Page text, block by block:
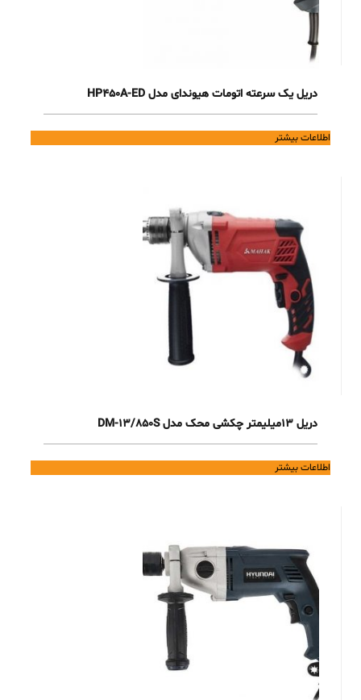
دریل یک سرعته اتومات هیوندای مدل HP450A-ED
اطلاعات بیشتر
دریل 13میلیمتر چکشی محک مدل DM-13/850S
اطلاعات بیشتر